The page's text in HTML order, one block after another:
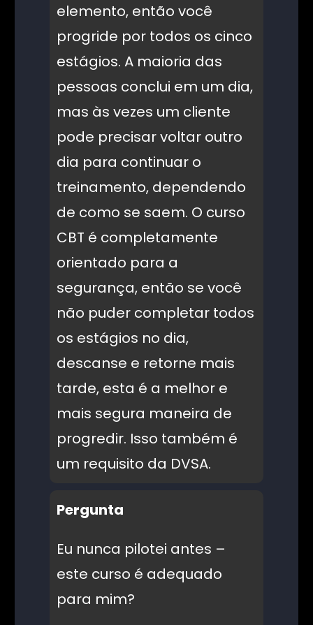
elemento, então você
progride por todos os cinco
estágios. A maioria das
pessoas conclui em um dia,
mas às vezes um cliente
pode precisar voltar outro
dia para continuar o
treinamento, dependendo
de como se saem. O curso
CBT é completamente
orientado para a
segurança, então se você
não puder completar todos
os estágios no dia,
descanse e retorne mais
tarde, esta é a melhor e
mais segura maneira de
progredir. Isso também é
um requisito da DVSA.
Pergunta
Eu nunca pilotei antes –
este curso é adequado
para mim?